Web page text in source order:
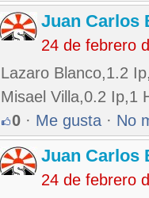
Juan Carlos
24 de febrero
Lazaro Blanco,1.2
Misael Villa,0.2 Ip,1
0 · Me gusta · No
Juan Carlos
24 de febrero